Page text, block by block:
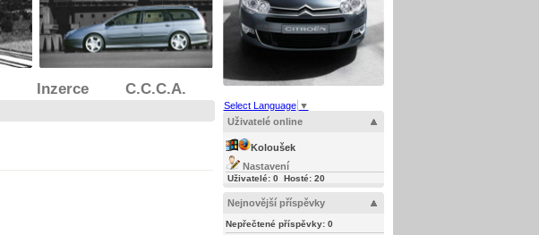
Inzerce C.C.C.A.
Select Language ▼
Uživatelé online
Koloušek
Nastavení
Uživatelé: 0 Hosté: 21
Nejnovější příspěvky
Nepřečtené příspěvky: 0